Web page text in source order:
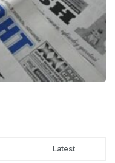
Latest